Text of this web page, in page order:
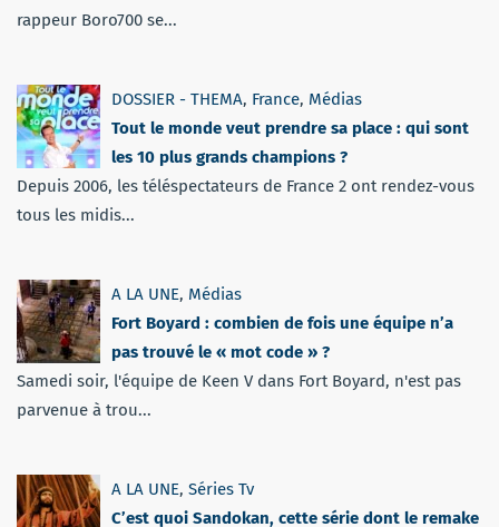
rappeur Boro700 se...
DOSSIER - THEMA, France, Médias
Tout le monde veut prendre sa place : qui sont
les 10 plus grands champions ?
Depuis 2006, les téléspectateurs de France 2 ont rendez-vous
tous les midis...
A LA UNE, Médias
Fort Boyard : combien de fois une équipe n’a
pas trouvé le « mot code » ?
Samedi soir, l'équipe de Keen V dans Fort Boyard, n'est pas
parvenue à trou...
A LA UNE, Séries Tv
C’est quoi Sandokan, cette série dont le remake